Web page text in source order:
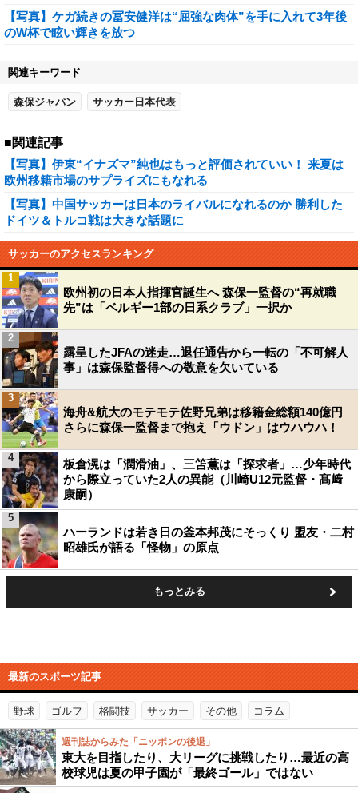
【写真】ケガ続きの冨安健洋は“屈強な肉体”を手に入れて3年後
のW杯で眩い輝きを放つ
関連キーワード
森保ジャパン サッカー日本代表
■関連記事
【写真】伊東“イナズマ”純也はもっと評価されていい！ 来夏は
欧州移籍市場のサプライズにもなれる
【写真】中国サッカーは日本のライバルになれるのか 勝利した
ドイツ＆トルコ戦は大きな話題に
サッカーのアクセスランキング
欧州初の日本人指揮官誕生へ 森保一監督の“再就職
先”は「ベルギー1部の日系クラブ」一択か
1
露呈したJFAの迷走…退任通告から一転の「不可解人
事」は森保監督得への敬意を欠いている
2
海舟&航大のモテモテ佐野兄弟は移籍金総額140億円
さらに森保一監督まで抱え「ウドン」はウハウハ！
3
板倉滉は「潤滑油」、三笘薫は「探求者」…少年時代
から際立っていた2人の異能（川崎U12元監督・髙﨑
康嗣）
4
ハーランドは若き日の釜本邦茂にそっくり 盟友・二村
昭雄氏が語る「怪物」の原点
5
もっとみる
最新のスポーツ記事
野球 ゴルフ 格闘技 サッカー その他 コラム
週刊誌からみた「ニッポンの後退」
東大を目指したり、大リーグに挑戦したり…最近の高
校球児は夏の甲子園が「最終ゴール」ではない